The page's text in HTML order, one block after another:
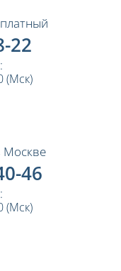
22
(Мск)
Москве
46
(Мск)